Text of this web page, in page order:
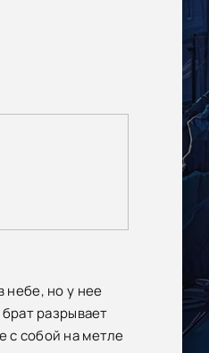
небе, но у нее
разрывает
с собой на метле